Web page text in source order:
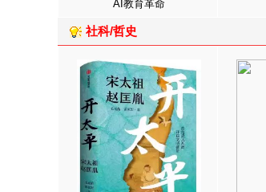
AI教育革命
社科/哲史